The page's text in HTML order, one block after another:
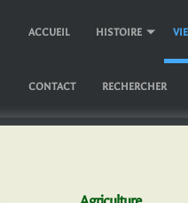
ACCUEIL HISTOIRE
CONTACT RECHERCHER